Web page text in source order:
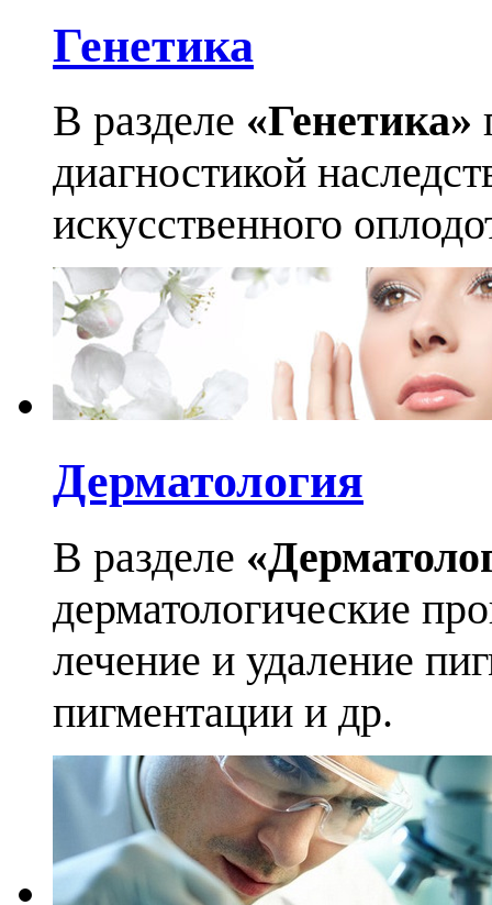
Генетика
В разделе «Генетика»
диагностикой
искусственного
Дерматология
В разделе
дерматологические
лечение и удаление
пигментации и др.